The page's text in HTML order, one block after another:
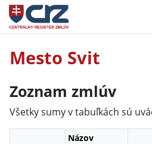
Mesto Svit
Zoznam zmlúv
Všetky sumy v tabuľkách sú
Názov